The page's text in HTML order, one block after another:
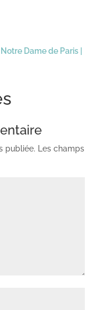
Notre Dame de Paris|
publiée.
Les champs